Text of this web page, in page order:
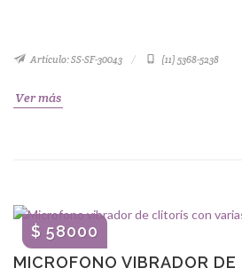
Artículo: SS-SF-30043 (11) 5368-5238
Ver más
MICROFONO VIBRADOR
$ 58000